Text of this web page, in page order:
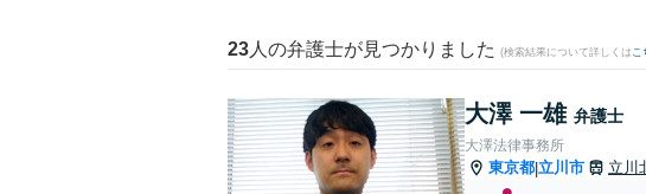
23 人の弁護士が見つかりました (検索結果について詳しくは こ
大澤 一雄 弁護士
大澤法律事務所
東京都|立川市 立川